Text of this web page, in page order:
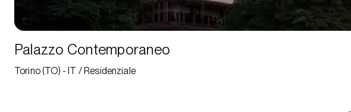
Palazzo Contemporaneo
Torino (TO) - IT / Residenziale